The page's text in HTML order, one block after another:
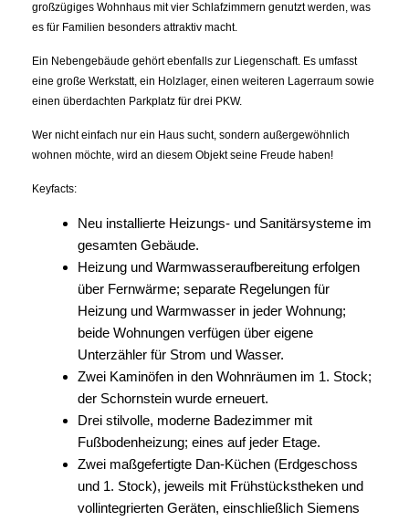
großzügiges Wohnhaus mit vier Schlafzimmern genutzt werden, was
es für Familien besonders attraktiv macht.
Ein Nebengebäude gehört ebenfalls zur Liegenschaft. Es umfasst
eine große Werkstatt, ein Holzlager, einen weiteren Lagerraum sowie
einen überdachten Parkplatz für drei PKW.
Wer nicht einfach nur ein Haus sucht, sondern außergewöhnlich
wohnen möchte, wird an diesem Objekt seine Freude haben!
Keyfacts:
Neu installierte Heizungs- und Sanitärsysteme im
gesamten Gebäude.
Heizung und Warmwasseraufbereitung erfolgen
über Fernwärme; separate Regelungen für
Heizung und Warmwasser in jeder Wohnung;
beide Wohnungen verfügen über eigene
Unterzähler für Strom und Wasser.
Zwei Kaminöfen in den Wohnräumen im 1. Stock;
der Schornstein wurde erneuert.
Drei stilvolle, moderne Badezimmer mit
Fußbodenheizung; eines auf jeder Etage.
Zwei maßgefertigte Dan-Küchen (Erdgeschoss
und 1. Stock), jeweils mit Frühstückstheken und
vollintegrierten Geräten, einschließlich Siemens